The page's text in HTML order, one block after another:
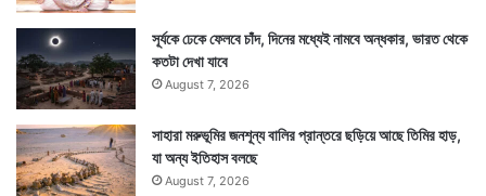
সূর্যকে ঢেকে ফেলবে চাঁদ, দিনের মধ্যেই নামবে অন্ধকার, ভারত থেকে
কতটা দেখা যাবে
August 7, 2026
সাহারা মরুভূমির জনশূন্য বালির প্রান্তরে ছড়িয়ে আছে তিমির হাড়,
যা অন্য ইতিহাস বলছে
August 7, 2026